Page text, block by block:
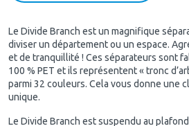
Le Divide Branch est un magnifique
diviser un département ou un espace.
et de tranquillité ! Ces séparateurs sont
100 % PET et ils représentent « tronc
parmi 32 couleurs. Cela vous donne une
unique.
Le Divide Branch est suspendu au